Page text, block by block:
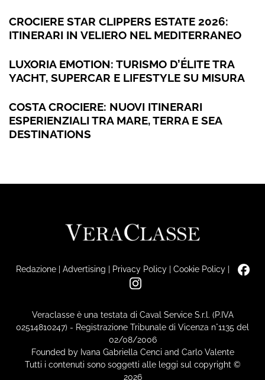
CROCIERE STAR CLIPPERS ESTATE 2026:
ITINERARI IN VELIERO NEL MEDITERRANEO
LUXORIA EMOTION: TURISMO D’ÉLITE TRA
YACHT, SUPERCAR E LIFESTYLE SU MISURA
COSTA CROCIERE: NUOVI ITINERARI
ESPERIENZIALI TRA MARE, TERRA E SEA
DESTINATIONS
Redazione| Advertising | Privacy Policy| Cookie Policy|
Veraclasse è una testata di Caval Service S.r.l. (P.IVA
02514810247) - Registrazione Tribunale di Vicenza n°1135 del
02/08/2006
Founded by Ivana Gabriella Cenci and Carlo Valente
Tutti i contenuti sono soggetti alle leggi sul copyright ©
2026